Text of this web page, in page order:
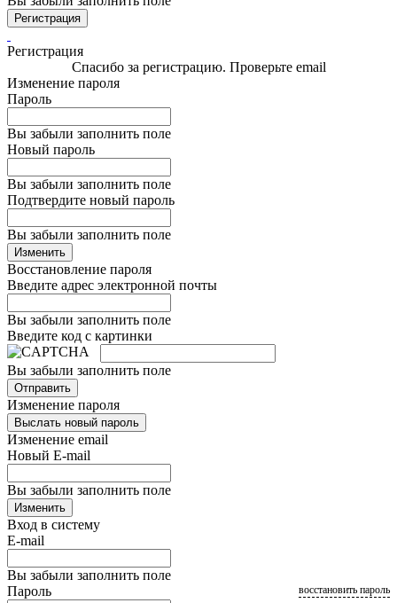
Регистрация
Регистрация
Спасибо за регистрацию. Проверьте email
Изменение пароля
Пароль
Вы забыли заполнить поле
Новый пароль
Вы забыли заполнить поле
Подтвердите новый пароль
Вы забыли заполнить поле
Изменить
Восстановление пароля
Введите адрес электронной почты
Вы забыли заполнить поле
Введите код с картинки
Вы забыли заполнить поле
Отправить
Изменение пароля
Выслать новый пароль
Изменение email
Новый E-mail
Вы забыли заполнить поле
Изменить
Вход в систему
E-mail
Вы забыли заполнить поле
Пароль
восстановить пароль